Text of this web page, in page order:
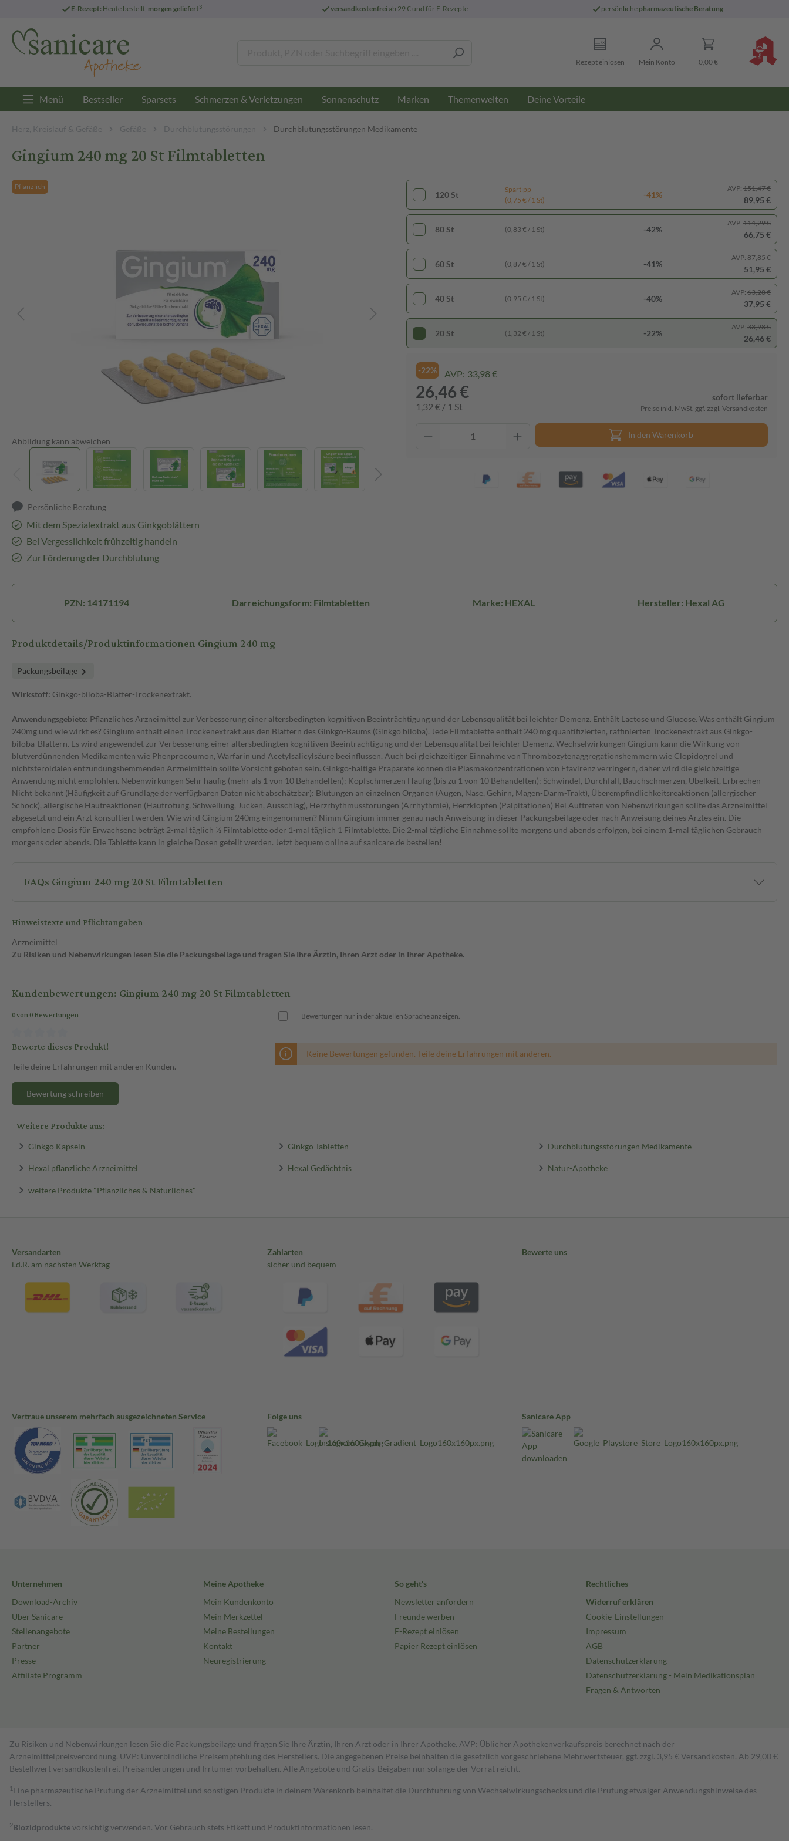
E-Rezept: Heute bestellt, morgen geliefert3 versandkostenfreiab 29 € und für E-Rezepte persönliche pharmazeutische Beratung
Rezept einlösen Mein Konto 0,00 €
Menü Bestseller Sparsets Schmerzen & Verletzungen Sonnenschutz Marken Themenwelten Deine Vorteile
Herz, Kreislauf & Gefäße Gefäße Durchblutungsstörungen Durchblutungsstörungen Medikamente
Gingium 240 mg 20 St Filmtabletten
Pflanzlich
Abbildung kann abweichen
Persönliche Beratung
Mit dem Spezialextrakt aus Ginkgoblättern
Bei Vergesslichkeit frühzeitig handeln
Zur Förderung der Durchblutung
120 St
Spartipp
(0,75 € / 1 St)
-41%
AVP: 151,47 €
89,95 €
80 St (0,83 € / 1 St) -42%
AVP: 114,29 €
66,75 €
60 St (0,87 € / 1 St) -41%
AVP: 87,85 €
51,95 €
40 St (0,95 € / 1 St) -40%
AVP: 63,28 €
37,95 €
20 St (1,32 € / 1 St) -22%
AVP: 33,98 €
26,46 €
-22% AVP: 33,98 €
26,46 €
1,32 € / 1 St
sofort lieferbar
Preise inkl. MwSt. ggf. zzgl. Versandkosten
In den Warenkorb
PZN: 14171194 Darreichungsform: Filmtabletten Marke: HEXAL Hersteller: Hexal AG
Produktdetails/Produktinformationen Gingium 240 mg
Packungsbeilage
Wirkstoff: Ginkgo-biloba-Blätter-Trockenextrakt.
Anwendungsgebiete: Pflanzliches Arzneimittel zur Verbesserung einer altersbedingten kognitiven Beeinträchtigung und der Lebensqualität bei leichter Demenz. Enthält Lactose und Glucose. Was enthält Gingium
240mg und wie wirkt es? Gingium enthält einen Trockenextrakt aus den Blättern des Ginkgo-Baums (Ginkgo biloba). Jede Filmtablette enthält 240 mg quantifizierten, raffinierten Trockenextrakt aus Ginkgo-
biloba-Blättern. Es wird angewendet zur Verbesserung einer altersbedingten kognitiven Beeinträchtigung und der Lebensqualität bei leichter Demenz. Wechselwirkungen Gingium kann die Wirkung von
blutverdünnenden Medikamenten wie Phenprocoumon, Warfarin und Acetylsalicylsäure beeinflussen. Auch bei gleichzeitiger Einnahme von Thrombozytenaggregationshemmern wie Clopidogrel und
nichtsteroidalen entzündungshemmenden Arzneimitteln sollte Vorsicht geboten sein. Ginkgo-haltige Präparate können die Plasmakonzentrationen von Efavirenz verringern, daher wird die gleichzeitige
Anwendung nicht empfohlen. Nebenwirkungen Sehr häufig (mehr als 1 von 10 Behandelten): Kopfschmerzen Häufig (bis zu 1 von 10 Behandelten): Schwindel, Durchfall, Bauchschmerzen, Übelkeit, Erbrechen
Nicht bekannt (Häufigkeit auf Grundlage der verfügbaren Daten nicht abschätzbar): Blutungen an einzelnen Organen (Augen, Nase, Gehirn, Magen-Darm-Trakt), Überempfindlichkeitsreaktionen (allergischer
Schock), allergische Hautreaktionen (Hautrötung, Schwellung, Jucken, Ausschlag), Herzrhythmusstörungen (Arrhythmie), Herzklopfen (Palpitationen) Bei Auftreten von Nebenwirkungen sollte das Arzneimittel
abgesetzt und ein Arzt konsultiert werden. Wie wird Gingium 240mg eingenommen? Nimm Gingium immer genau nach Anweisung in dieser Packungsbeilage oder nach Anweisung deines Arztes ein. Die
empfohlene Dosis für Erwachsene beträgt 2-mal täglich ½ Filmtablette oder 1-mal täglich 1 Filmtablette. Die 2-mal tägliche Einnahme sollte morgens und abends erfolgen, bei einem 1-mal täglichen Gebrauch
morgens oder abends. Die Tablette kann in gleiche Dosen geteilt werden. Jetzt bequem online auf sanicare.de bestellen!
FAQs Gingium 240 mg 20 St Filmtabletten
Hinweistexte und Pflichtangaben
Arzneimittel
Zu Risiken und Nebenwirkungen lesen Sie die Packungsbeilage und fragen Sie Ihre Ärztin, Ihren Arzt oder in Ihrer Apotheke.
Kundenbewertungen: Gingium 240 mg 20 St Filmtabletten
0 von 0 Bewertungen
Bewerte dieses Produkt!
Teile deine Erfahrungen mit anderen Kunden.
Bewertung schreiben
Bewertungen nur in der aktuellen Sprache anzeigen.
Keine Bewertungen gefunden. Teile deine Erfahrungen mit anderen.
Weitere Produkte aus:
Ginkgo Kapseln Ginkgo Tabletten Durchblutungsstörungen Medikamente
Hexal pflanzliche Arzneimittel Hexal Gedächtnis Natur-Apotheke
weitere Produkte "Pflanzliches & Natürliches"
Versandarten
i.d.R. am nächsten Werktag
Zahlarten
sicher und bequem
Bewerte uns
Vertraue unserem mehrfach ausgezeichneten Service Folge uns Sanicare App
Unternehmen
Download-Archiv
Über Sanicare
Stellenangebote
Partner
Presse
Affiliate Programm
Meine Apotheke
Mein Kundenkonto
Mein Merkzettel
Meine Bestellungen
Kontakt
Neuregistrierung
So geht's
Newsletter anfordern
Freunde werben
E-Rezept einlösen
Papier Rezept einlösen
Rechtliches
Widerruf erklären
Cookie-Einstellungen
Impressum
AGB
Datenschutzerklärung
Datenschutzerklärung - Mein Medikationsplan
Fragen & Antworten
Zu Risiken und Nebenwirkungen lesen Sie die Packungsbeilage und fragen Sie Ihre Ärztin, Ihren Arzt oder in Ihrer Apotheke. AVP: Üblicher Apothekenverkaufspreis berechnet nach der
Arzneimittelpreisverordnung. UVP: Unverbindliche Preisempfehlung des Herstellers. Die angegebenen Preise beinhalten die gesetzlich vorgeschriebene Mehrwertsteuer, ggf. zzgl. 3,95 € Versandkosten. Ab 29,00 €
Bestell­wert versand­kosten­frei. Preisänderungen und Irrtümer vorbehalten. Alle Angebote und Gratis-Beigaben nur solange der Vorrat reicht.
1 Eine pharmazeutische Prüfung der Arzneimittel und sonstigen Produkte in deinem Warenkorb beinhaltet die Durchführung von Wechselwirkungschecks und die Prüfung etwaiger Anwendungshinweise des
Herstellers.
2Biozidproduktevorsichtig verwenden. Vor Gebrauch stets Etikett und Produktinformationen lesen.